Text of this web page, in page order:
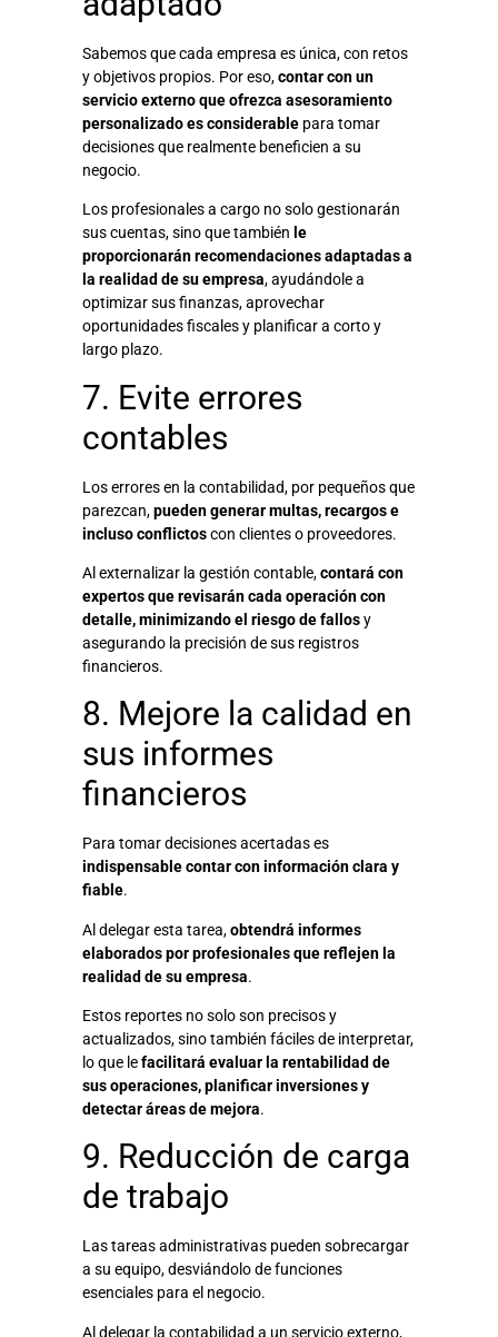
Sabemos que cada empresa es única, con retos
y objetivos propios. Por eso,contar con un
servicio externo que ofrezca asesoramiento
personalizado es considerable para tomar
decisiones que realmente beneficien a su
negocio.
Los profesionales a cargo no solo gestionarán
sus cuentas, sino que también le
proporcionarán recomendaciones adaptadas a
la realidad de su empresa, ayudándole a
optimizar sus finanzas, aprovechar
oportunidades fiscales y planificar a corto y
largo plazo.
7. Evite errores
contables
Los errores en la contabilidad, por pequeños que
parezcan,pueden generar multas, recargos e
incluso conflictoscon clientes o proveedores.
Al externalizar la gestión contable,contará con
expertos que revisarán cada operación con
detalle, minimizando el riesgo de fallosy
asegurando la precisión de sus registros
financieros.
8. Mejore la calidad en
sus informes
financieros
Para tomar decisiones acertadas es
indispensable contar con información clara y
fiable.
Al delegar esta tarea,obtendrá informes
elaborados por profesionales que reflejen la
realidad de su empresa.
Estos reportes no solo son precisos y
actualizados, sino también fáciles de interpretar,
lo que lefacilitará evaluar la rentabilidad de
sus operaciones, planificar inversiones y
detectar áreas de mejora.
9. Reducción de carga
de trabajo
Las tareas administrativas pueden sobrecargar
a su equipo, desviándolo de funciones
esenciales para el negocio.
Al delegar la contabilidad a un servicio externo,